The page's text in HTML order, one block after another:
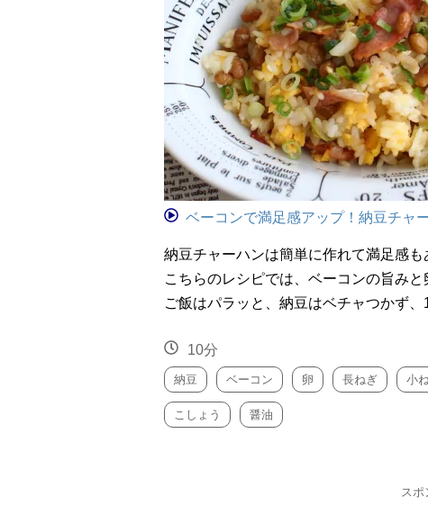
ベーコンで満足感アップ！納豆チャ
納豆チャーハンは簡単に作れて満足感
こちらのレシピでは、ベーコンの旨み
ご飯はパラッと、納豆はベチャつかず
10分
納豆 ベーコン 卵 長ねぎ 小
こしょう 醤油
スポ